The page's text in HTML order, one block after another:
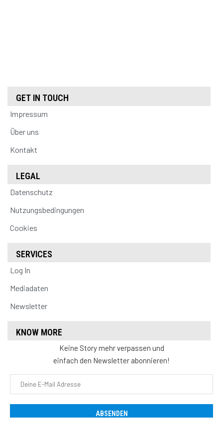
GET IN TOUCH
Impressum
Über uns
Kontakt
LEGAL
Datenschutz
Nutzungsbedingungen
Cookies
SERVICES
Log In
Mediadaten
Newsletter
KNOW MORE
Keine Story mehr verpassen und
einfach den Newsletter abonnieren!